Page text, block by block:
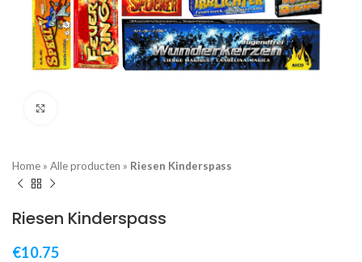
Home » Alle producten » Riesen Kinderspass
Riesen Kinderspass
€10.75